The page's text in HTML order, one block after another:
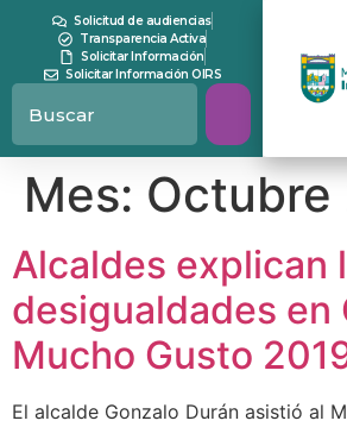
contenidoSolicitud de audiencias
Transparencia Activa
Solicitar Información
Solicitar Información OIRS
Mes: Octubre
Alcaldes explican
desigualdades en
Mucho Gusto
El alcalde Gonzalo Durán asistió al